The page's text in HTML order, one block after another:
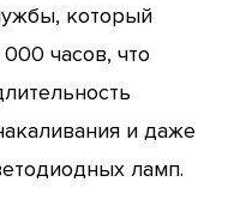
который
часов, что
и даже
ламп.